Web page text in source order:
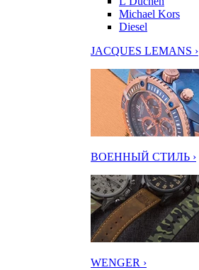
Michael Kors
Diesel
JACQUES LEMANS ›
ВОЕННЫЙ СТИЛЬ ›
WENGER ›